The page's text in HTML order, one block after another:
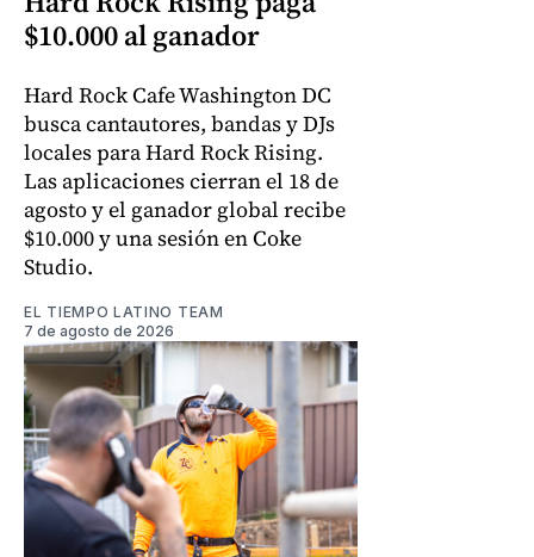
$10.000 al ganador
Hard Rock Cafe Washington DC
busca cantautores, bandas y DJs
locales para Hard Rock Rising.
Las aplicaciones cierran el 18 de
agosto y el ganador global recibe
$10.000 y una sesión en Coke
Studio.
EL TIEMPO LATINO TEAM
7 de agosto de 2026